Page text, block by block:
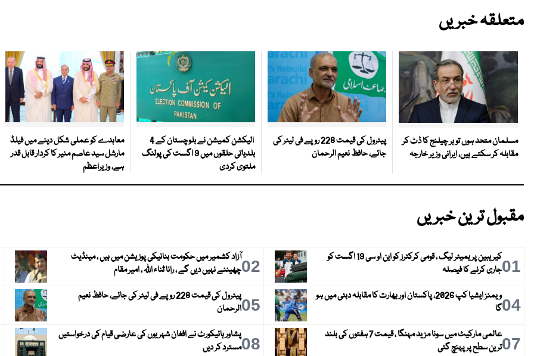
متعلقہ خبریں
مسلمان متحد ہوں تو ہر چیلنج کا ڈٹ کر
مقابلہ کر سکتے ہیں، ایرانی وزیر خارجہ
پیٹرول کی قیمت 228 روپے فی لیٹر کی
جائے، حافظ نعیم الرحمان
الیکشن کمیشن نے بلوچستان کے 4
بلدیاتی حلقوں میں 9 اگست کی پولنگ
ملتوی کردی
معاہدے کو عملی شکل دینے میں فیلڈ
مارشل سید عاصم منیر کا کردار قابل قدر
ہے، وزیراعظم
مقبول ترین خبریں
01
کیریبین پریمیئر لیگ ، قومی کرکٹرز کو این او سی 19 اگست کو
جاری کرنے کا فیصلہ
02آزاد کشمیر میں حکومت بنانیکی پوزیشن میں ہیں ، مینڈیٹ
چھیننے نہیں دیں گے ، رانا ثناء اللہ ، امیر مقام
04
ویمنز ایشیا کپ 2026، پاکستان اور بھارت کا مقابلہ دبئی میں ہو
گا
05
پیٹرول کی قیمت 228 روپے فی لیٹر کی جائے، حافظ نعیم
الرحمان
07
عالمی مارکیٹ میں سونا مزید مہنگا ، قیمت 7 ہفتوں کی بلند
ترین سطح پر پہنچ گئی
08پشاور ہائیکورٹ نے افغان شہریوں کی عارضی قیام کی درخواستیں
مسترد کر دیں